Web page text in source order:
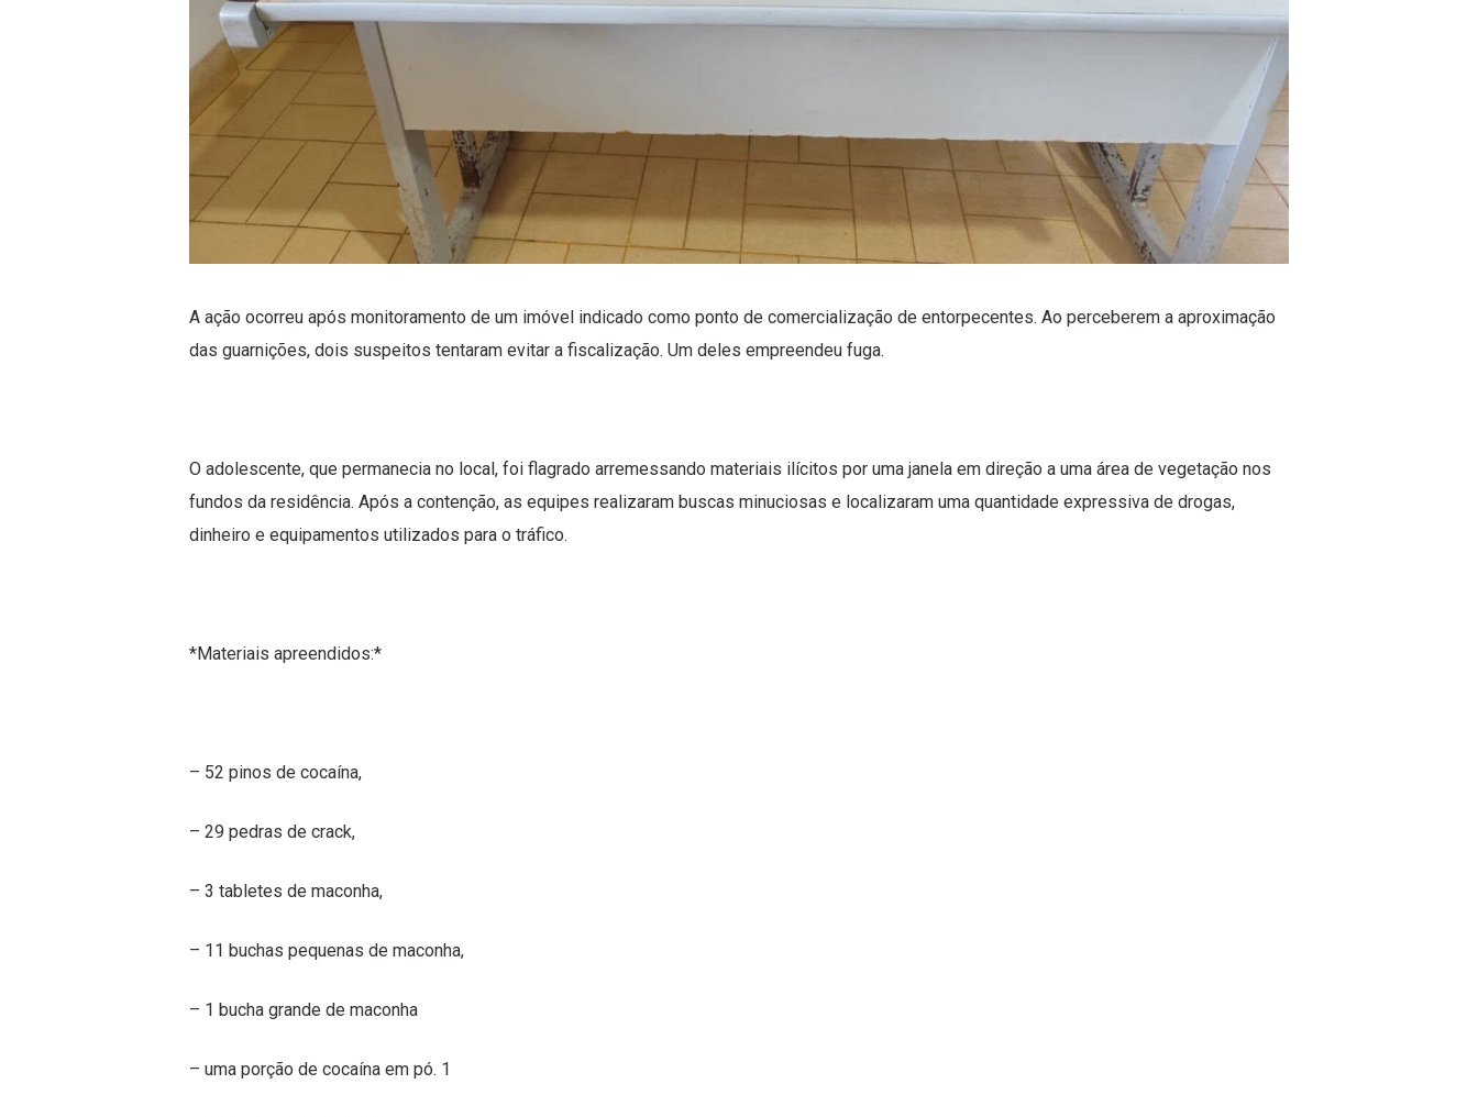
A ação ocorreu após monitoramento de um imóvel indicado como ponto de comercialização de entorpecentes. Ao perceberem a aproximação
das guarnições, dois suspeitos tentaram evitar a fiscalização. Um deles empreendeu fuga.
O adolescente, que permanecia no local, foi flagrado arremessando materiais ilícitos por uma janela em direção a uma área de vegetação nos
fundos da residência. Após a contenção, as equipes realizaram buscas minuciosas e localizaram uma quantidade expressiva de drogas,
dinheiro e equipamentos utilizados para o tráfico.
*Materiais apreendidos:*
– 52 pinos de cocaína,
– ⁠29 pedras de crack,
– ⁠3 tabletes de maconha,
– ⁠11 buchas pequenas de maconha,
– ⁠1 bucha grande de maconha
– ⁠uma porção de cocaína em pó. 1